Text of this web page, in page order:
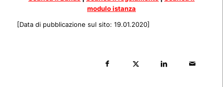
modulo istanza
[Data di pubblicazione sul sito: 19.01.2020]